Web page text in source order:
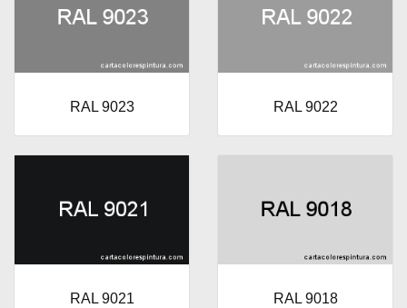
RAL 9023 RAL 9022
RAL 9021 RAL 9018